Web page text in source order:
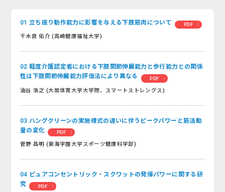
01 立ち座り動作能力に影響を与える下肢筋肉について PDF
千木良 佑介 (高崎健康福祉大学)
02 軽度介護認定者における下肢関節伸展能力と歩行能力との関係
性は下肢関節伸展能力評価法により異なる
PDF
油谷 浩之 (大阪体育大学大学院、スマートストレングス)
03 ハングクリーンの実施様式の違いに伴うピークパワーと筋活動
量の変化
PDF
菅野 昌明 (東海学園大学スポーツ健康科学部)
04 ピュアコンセントリック・スクワットの発揮パワーに関する研
究
PDF